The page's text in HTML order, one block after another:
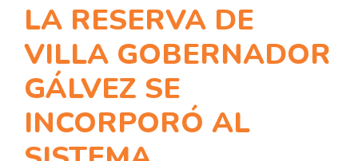
LA RESERVA DE
VILLA GOBERNADOR
GÁLVEZ SE
INCORPORÓ AL